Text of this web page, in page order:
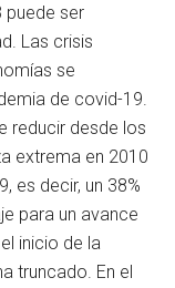
puede ser
Las crisis
se
de covid-19.
reducir desde los
extrema en 2010
es decir, un 38%
para un avance
inicio de la
truncado. En el